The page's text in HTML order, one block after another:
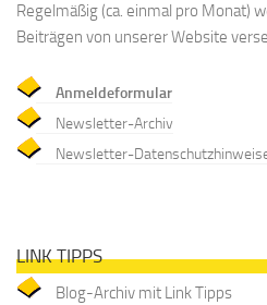
Regelmäßig (ca. einmal pro Monat)
Beiträgen von unserer Website
Anmeldeformular
Newsletter-Archiv
Newsletter-
LINK TIPPS
Blog-Archiv mit Link Tipps